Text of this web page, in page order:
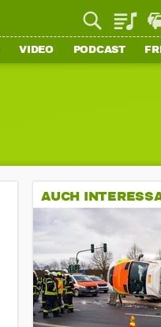
Playlist
VIDEO PODCAST
AUCH